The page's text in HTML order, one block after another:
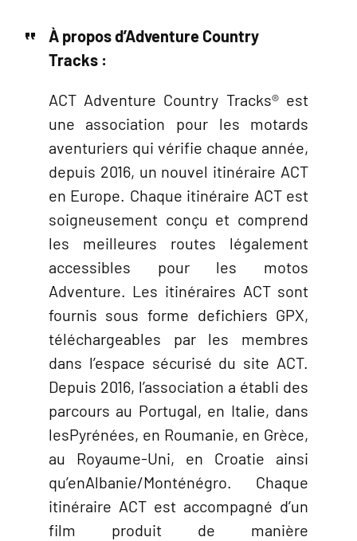
À propos d’Adventure Country
Tracks :
ACT Adventure Country Tracks® est
une association pour les motards
aventuriers qui vérifie chaque année,
depuis 2016, un nouvel itinéraire ACT
en Europe. Chaque itinéraire ACT est
soigneusement conçu et comprend
les meilleures routes légalement
accessibles pour les motos
Adventure. Les itinéraires ACT sont
fournis sous forme defichiers GPX,
téléchargeables par les membres
dans l’espace sécurisé du site ACT.
Depuis 2016, l’association a établi des
parcours au Portugal, en Italie, dans
lesPyrénées, en Roumanie, en Grèce,
au Royaume-Uni, en Croatie ainsi
qu’enAlbanie/Monténégro. Chaque
itinéraire ACT est accompagné d’un
film produit de manière